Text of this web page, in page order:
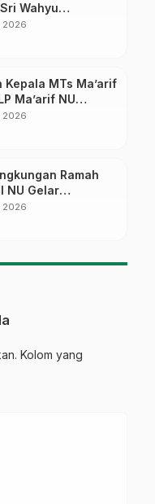
Wahyu
Pimpin MTs
2026
Kepala MTs Ma’arif
Ma’arif NU
Lima
2026
Ramah
NU Gelar
di Pati
2026
Kolom yang